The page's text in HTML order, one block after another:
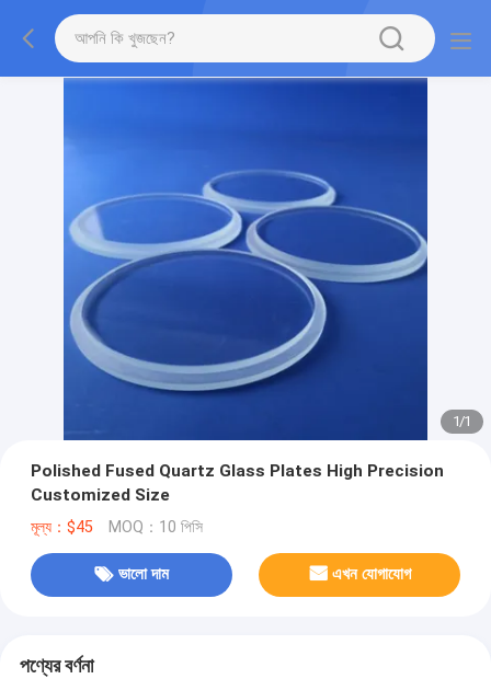
1/1
Polished Fused Quartz Glass Plates High Precision
Customized Size
মূল্য：$45 MOQ：10 পিসি
ভালো দাম এখন যোগাযোগ
পণ্যের বর্ণনা